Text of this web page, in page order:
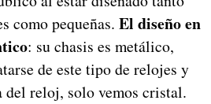
como pequeñas. El diseño en
: su chasis es metálico,
de este tipo de relojes y
del reloj, solo vemos cristal.